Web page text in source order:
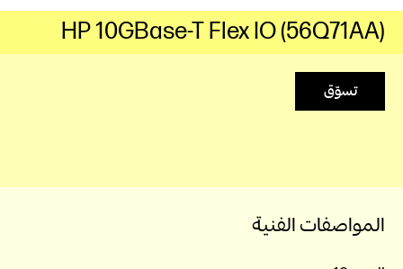
تسوّق
HP 10GBase-T Flex IO (56Q71AA)
المواصفات الفنية